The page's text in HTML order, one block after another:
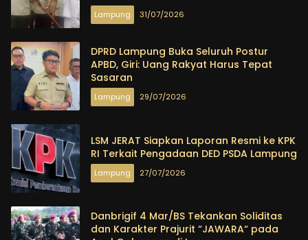
Lampung 31/07/2026
DPRD Lampung Buka Seluruh Postur
APBD, Giri: Uang Rakyat Harus Tepat
Sasaran
Lampung 29/07/2026
LSM JERAT Siapkan Laporan Resmi ke KPK
RI Terkait Pengadaan DED PSDA Lampung
Lampung 27/07/2026
Danbrigif 4 Mar/BS Tekankan Soliditas
dan Karakter Prajurit “JAWARA“ pada